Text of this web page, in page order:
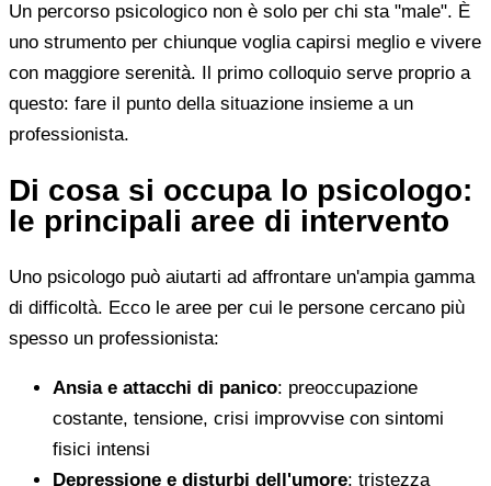
Un percorso psicologico non è solo per chi sta "male". È
uno strumento per chiunque voglia capirsi meglio e vivere
con maggiore serenità. Il primo colloquio serve proprio a
questo: fare il punto della situazione insieme a un
professionista.
Di cosa si occupa lo psicologo:
le principali aree di intervento
Uno psicologo può aiutarti ad affrontare un'ampia gamma
di difficoltà. Ecco le aree per cui le persone cercano più
spesso un professionista:
Ansia e attacchi di panico: preoccupazione
costante, tensione, crisi improvvise con sintomi
fisici intensi
Depressione e disturbi dell'umore: tristezza